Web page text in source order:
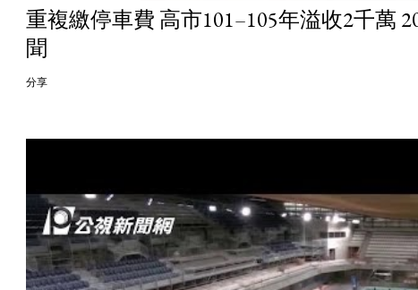
重複繳停車費 高市101–105年溢收2千萬
聞
分享